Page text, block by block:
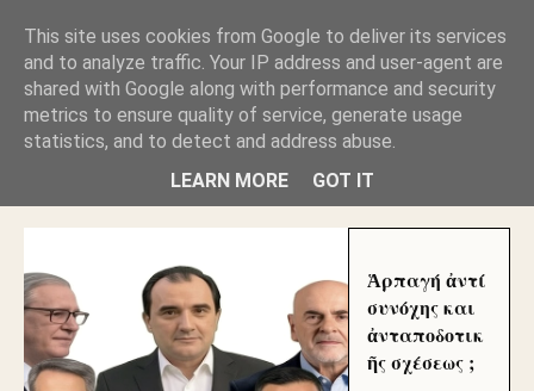
ΑΥΤΟΧΘΟΝΕΣ ΜΟΥ ΕΚΛΕΙΣΑΝ ΤΑ ΣΟΣΙΑΛ ΚΑΙ
ΦΙΜΩΣΑΝ ΤΟ SITE. ΟΙ ΧΙΛΙΑΔΕΣ ΜΙΚΡΟΕΠΕΝΔΥΤΕΣ
ΕΠΕΝΔΥΣΑΤΕ ΓΙΑ ΛΕΗΛΑΣΙΑ ΚΑΙ ΕΓΚΛΗΜΑ ?
ΓΛΥΦΑΔΑ WEB |ΟΙ ΜΕΓΑΛΟΙ ΚΛΕΠΤΑΙ ΑΠΟ ΤΟ
ΜΙΚΡΟΝ ΑΠΑΓΟΥΣΙ
Ἁρπαγή ἀντί
συνόχης και
ἀνταποδοτικ
ῆς σχέσεως ;
This site uses cookies from Google to deliver its services
and to analyze traffic. Your IP address and user-agent are
shared with Google along with performance and security
metrics to ensure quality of service, generate usage
statistics, and to detect and address abuse.
LEARN MORE
GOT IT